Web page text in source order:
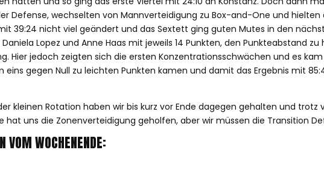
Defense, wechselten von Mannverteidigung zu Box-and-One und hielten
39:24 nicht viel geändert und das Sextett ging guten Mutes in den
Lopez und Anne Haas mit jeweils 14 Punkten, den Punkteabstand
Hier jedoch zeigten sich die ersten Konzentrationsschwächen und es
eins gegen Null zu leichten Punkten kamen und damit das Ergebnis mit
kleinen Rotation haben wir bis kurz vor Ende dagegen gehalten und trotz
uns die Zonenverteidigung geholfen, aber wir müssen die Transition
VOM WOCHENENDE: